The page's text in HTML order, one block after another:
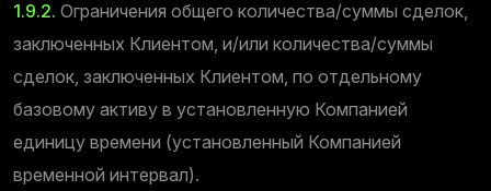
1.9.2. Ограничения общего количества/суммы сделок,
заключенных Клиентом, и/или количества/суммы
сделок, заключенных Клиентом, по отдельному
базовому активу в установленную Компанией
единицу времени (установленный Компанией
временной интервал).